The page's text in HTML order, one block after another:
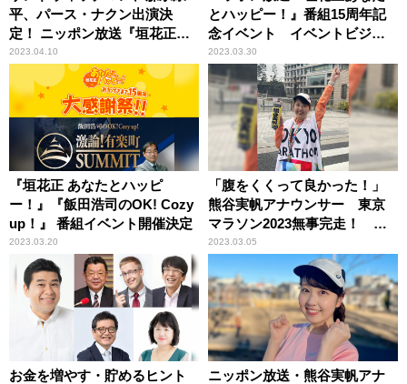
平、パース・ナクン出演決
定！ ニッポン放送『垣花正
あなたとハッピー！』番組15
周年記念イベント
2023.04.10
とハッピー！』番組15周年記
念イベント イベントビジュ
アル＆ティザー映像公開！
2023.03.30
『垣花正 あなたとハッピ
ー！』『飯田浩司のOK! Cozy
up！』 番組イベント開催決定
2023.03.20
「腹をくくって良かった！」
熊谷実帆アナウンサー 東京
マラソン2023無事完走！ タ
イムは6時間28分49秒
2023.03.05
お金を増やす・貯めるヒント
ニッポン放送・熊谷実帆アナ